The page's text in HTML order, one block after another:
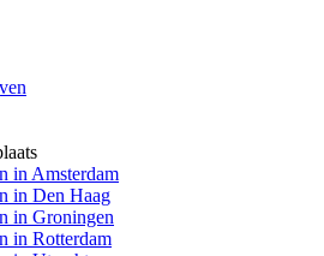
in Amsterdam
in Den Haag
in Groningen
in Rotterdam